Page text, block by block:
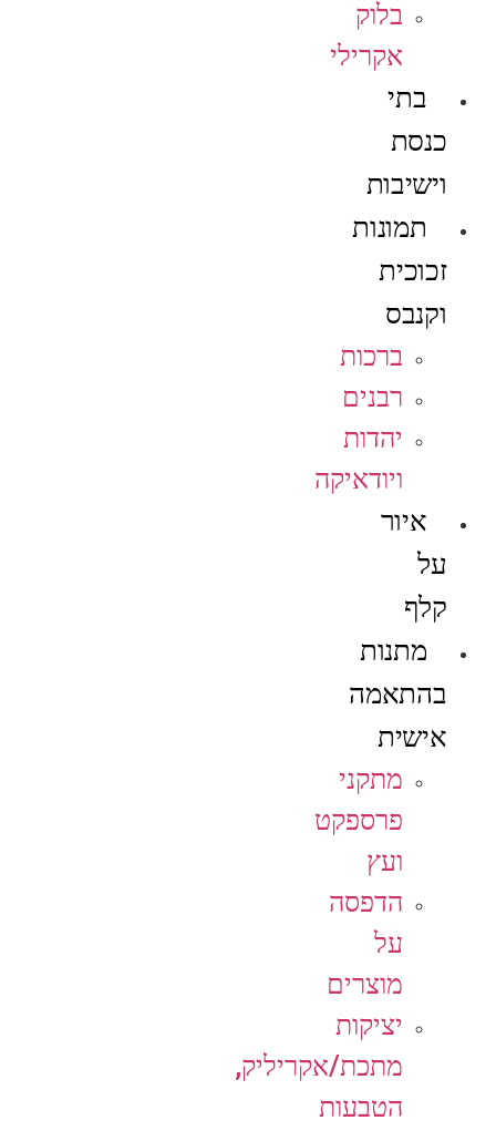
בלוק
אקרילי
בתי
כנסת
וישיבות
תמונות
זכוכית
וקנבס
ברכות
רבנים
יהדות
ויודאיקה
איור
על
קלף
מתנות
בהתאמה
אישית
מתקני
פרספקט
ועץ
הדפסה
על
מוצרים
יציקות
מתכת/אקריליק,
הטבעות